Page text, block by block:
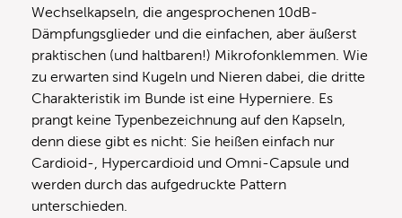
Wechselkapseln, die angesprochenen 10dB-
Dämpfungsglieder und die einfachen, aber äußerst
praktischen (und haltbaren!) Mikrofonklemmen. Wie
zu erwarten sind Kugeln und Nieren dabei, die dritte
Charakteristik im Bunde ist eine Hyperniere. Es
prangt keine Typenbezeichnung auf den Kapseln,
denn diese gibt es nicht: Sie heißen einfach nur
Cardioid-, Hypercardioid und Omni-Capsule und
werden durch das aufgedruckte Pattern
unterschieden.